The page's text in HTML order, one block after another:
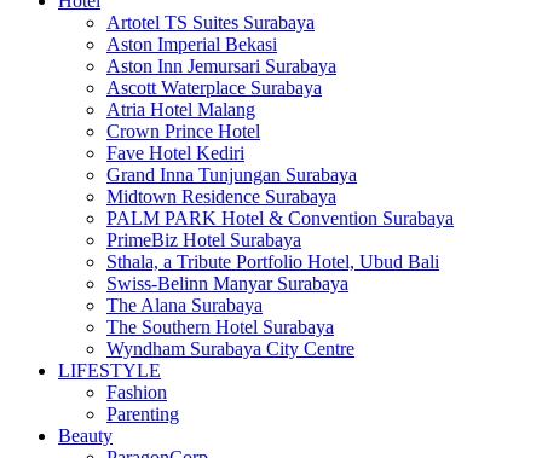
Artotel TS Suites Surabaya
Aston Imperial Bekasi
Aston Inn Jemursari Surabaya
Ascott Waterplace Surabaya
Atria Hotel Malang
Crown Prince Hotel
Fave Hotel Kediri
Grand Inna Tunjungan Surabaya
Midtown Residence Surabaya
PALM PARK Hotel & Convention Surabaya
PrimeBiz Hotel Surabaya
Sthala, a Tribute Portfolio Hotel, Ubud Bali
Swiss-Belinn Manyar Surabaya
The Alana Surabaya
The Southern Hotel Surabaya
Wyndham Surabaya City Centre
LIFESTYLE
Fashion
Parenting
Beauty